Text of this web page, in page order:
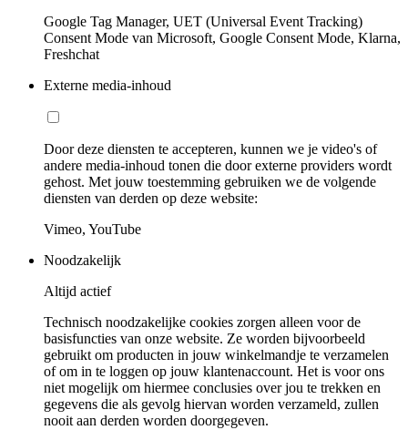
Google Tag Manager, UET (Universal Event Tracking)
Consent Mode van Microsoft, Google Consent Mode, Klarna,
Freshchat
Externe media-inhoud
Door deze diensten te accepteren, kunnen we je video's of
andere media-inhoud tonen die door externe providers wordt
gehost. Met jouw toestemming gebruiken we de volgende
diensten van derden op deze website:
Vimeo, YouTube
Noodzakelijk
Altijd actief
Technisch noodzakelijke cookies zorgen alleen voor de
basisfuncties van onze website. Ze worden bijvoorbeeld
gebruikt om producten in jouw winkelmandje te verzamelen
of om in te loggen op jouw klantenaccount. Het is voor ons
niet mogelijk om hiermee conclusies over jou te trekken en
gegevens die als gevolg hiervan worden verzameld, zullen
nooit aan derden worden doorgegeven.